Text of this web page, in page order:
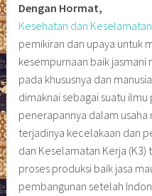
Dengan Hormat,
Kesehatan dan
pemikiran dan upaya untuk
kesempurnaan baik jasmani
pada khususnya dan
dimaknai sebagai suatu
penerapannya dalam
terjadinya kecelakaan dan
dan Keselamatan Kerja
proses produksi baik jasa
pembangunan setelah